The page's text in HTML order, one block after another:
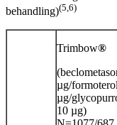
behandling)(5,6)
Trimbow®
µg/
µg/
10 µg)